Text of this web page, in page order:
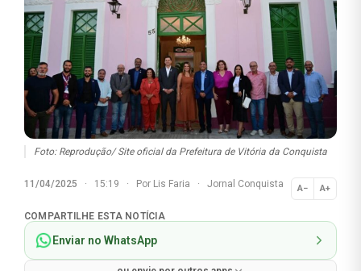
Foto: Reprodução/ Site oficial da Prefeitura de Vitória da Conquista
11/04/2025 · 15:19 · Por Lis Faria · Jornal Conquista A− A+
Normal
COMPARTILHE ESTA NOTÍCIA
Enviar no WhatsApp